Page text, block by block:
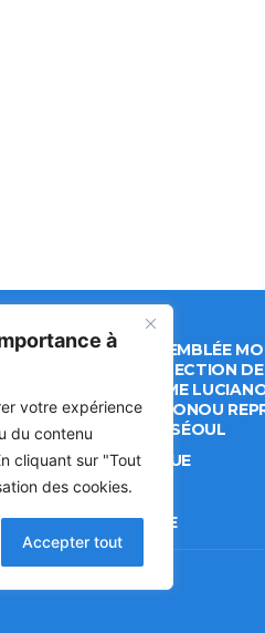
à
votre expérience
du contenu
cliquant sur "Tout
des cookies.
Accepter tout
47ᵉ ASSEMBLÉE
LA PROTECTION
PRIVÉE: ME
HOUNKPONOU
BÉNIN À SÉOUL
POLITIQUE
SOCIÉTÉ
CULTURE